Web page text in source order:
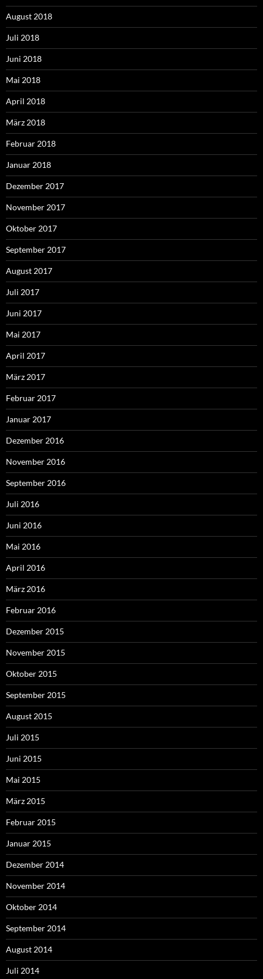
August 2018
Juli 2018
Juni 2018
Mai 2018
April 2018
März 2018
Februar 2018
Januar 2018
Dezember 2017
November 2017
Oktober 2017
September 2017
August 2017
Juli 2017
Juni 2017
Mai 2017
April 2017
März 2017
Februar 2017
Januar 2017
Dezember 2016
November 2016
September 2016
Juli 2016
Juni 2016
Mai 2016
April 2016
März 2016
Februar 2016
Dezember 2015
November 2015
Oktober 2015
September 2015
August 2015
Juli 2015
Juni 2015
Mai 2015
März 2015
Februar 2015
Januar 2015
Dezember 2014
November 2014
Oktober 2014
September 2014
August 2014
Juli 2014